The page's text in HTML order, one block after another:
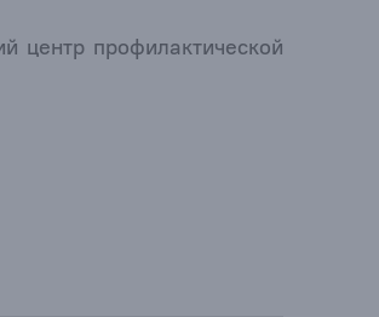
центр профилактической